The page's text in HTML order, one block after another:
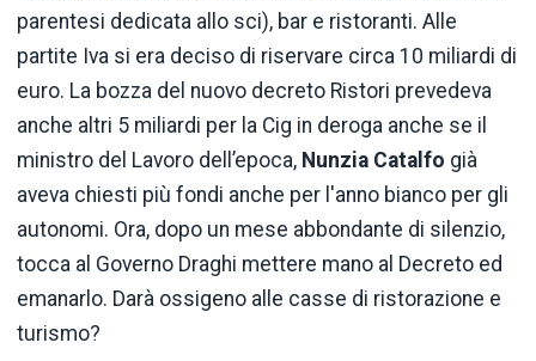
parentesi dedicata allo sci), bar e ristoranti. Alle
partite Iva si era deciso di riservare circa 10 miliardi di
euro. La bozza del nuovo decreto Ristori prevedeva
anche altri 5 miliardi per la Cig in deroga anche se il
ministro del Lavoro dell’epoca, Nunzia Catalfo già
aveva chiesti più fondi anche per l'anno bianco per gli
autonomi. Ora, dopo un mese abbondante di silenzio,
tocca al Governo Draghi mettere mano al Decreto ed
emanarlo. Darà ossigeno alle casse di ristorazione e
turismo?